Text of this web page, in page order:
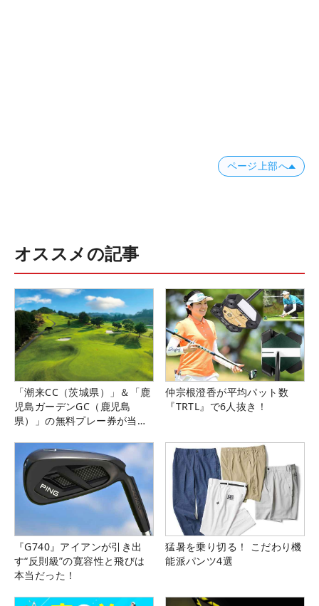
ページ上部へ
オススメの記事
「潮来CC（茨城県）」＆「鹿
児島ガーデンGC（鹿児島
県）」の無料プレー券が当た
仲宗根澄香が平均パット数
『TRTL』で6人抜き！
『G740』アイアンが引き出
す“反則級”の寛容性と飛びは
本当だった！
猛暑を乗り切る！ こだわり機
能派パンツ4選